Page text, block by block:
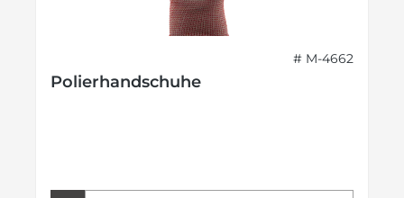
# M-4662
Polierhandschuhe